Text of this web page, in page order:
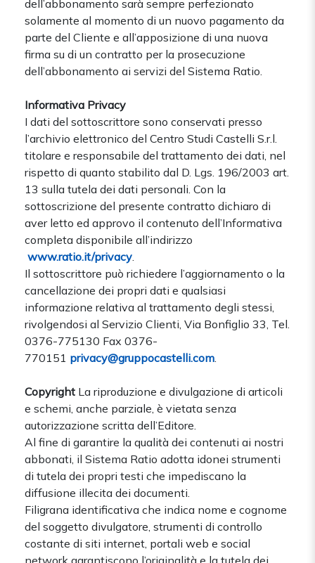
dell’abbonamento sarà sempre perfezionato
solamente al momento di un nuovo pagamento da
parte del Cliente e all’apposizione di una nuova
firma su di un contratto per la prosecuzione
dell’abbonamento ai servizi del Sistema Ratio.
Informativa Privacy
I dati del sottoscrittore sono conservati presso
l’archivio elettronico del Centro Studi Castelli S.r.l.
titolare e responsabile del trattamento dei dati, nel
rispetto di quanto stabilito dal D. Lgs. 196/2003 art.
13 sulla tutela dei dati personali. Con la
sottoscrizione del presente contratto dichiaro di
aver letto ed approvo il contenuto dell’Informativa
completa disponibile all’indirizzo
www.ratio.it/privacy
Il sottoscrittore può richiedere l’aggiornamento o la
cancellazione dei propri dati e qualsiasi
informazione relativa al trattamento degli stessi,
rivolgendosi al Servizio Clienti, Via Bonfiglio 33, Tel.
0376-775130 Fax 0376-
770151 privacy@gruppocastelli.com
Copyright La riproduzione e divulgazione di articoli
e schemi, anche parziale, è vietata senza
autorizzazione scritta dell’Editore.
Al fine di garantire la qualità dei contenuti ai nostri
abbonati, il Sistema Ratio adotta idonei strumenti
di tutela dei propri testi che impediscano la
diffusione illecita dei documenti.
Filigrana identificativa che indica nome e cognome
del soggetto divulgatore, strumenti di controllo
costante di siti internet, portali web e social
network garantiscono l’originalità e la tutela dei